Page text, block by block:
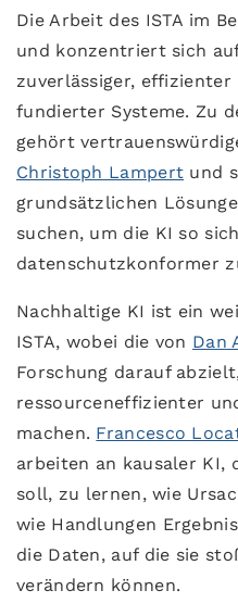
Die Arbeit des ISTA im
und konzentriert sich
zuverlässiger,
fundierter Systeme. Zu
gehört
Christoph Lampert und
grundsätzlichen
suchen, um die KI so
datenschutzkonformer
Nachhaltige KI ist ein
ISTA, wobei die von Dan
Forschung darauf
ressourceneffizienter
machen. Francesco
arbeiten an kausaler KI,
soll, zu lernen, wie
wie Handlungen
die Daten, auf die sie
verändern können.